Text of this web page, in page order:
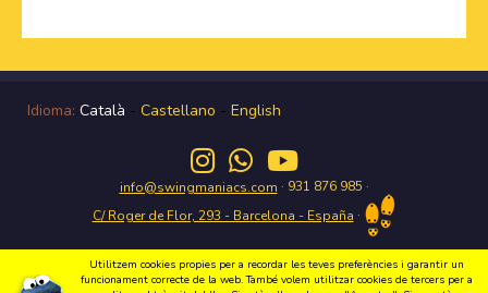
Idioma: Català - Castellano - English
info@swingmaniacs.com · 931 876 985 ·
C/ Roger de Flor, 293 - Barcelona - España ·
Utilitzem cookies propies per a recordar les teves preferències i garantir un
funcionament correcte de la web. També volem utilitzar cookies de tercers per a